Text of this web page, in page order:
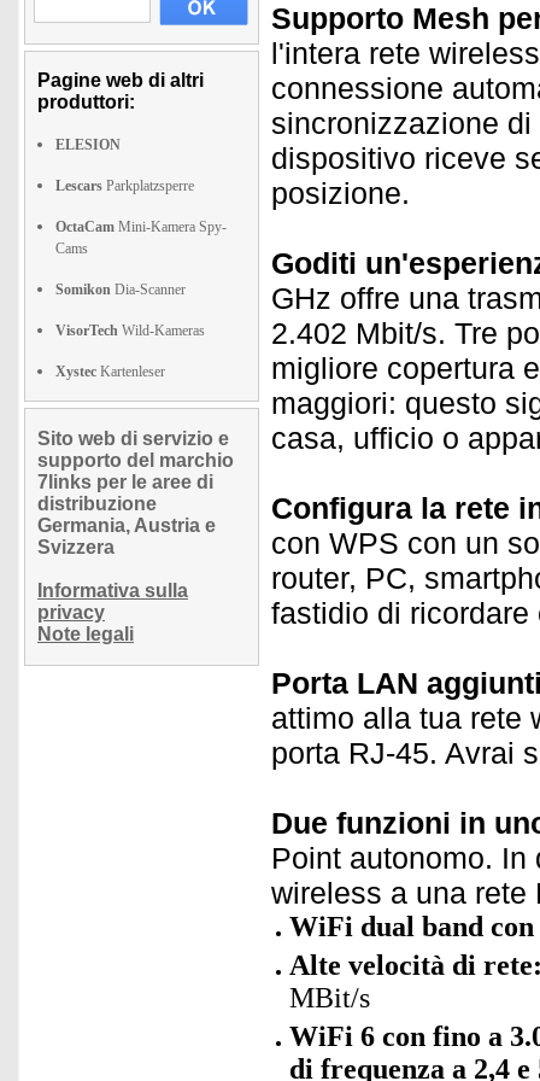
Pagine web di altri
produttori:
ELESION
Lescars Parkplatzsperre
OctaCam Mini-Kamera Spy-
Cams
Somikon Dia-Scanner
VisorTech Wild-Kameras
Xystec Kartenleser
Sito web di servizio e
supporto del marchio
7links per le aree di
distribuzione
Germania, Austria e
Svizzera
Informativa sulla
privacy
Note legali
Supporto Mesh
l'intera rete
connessione
sincronizzazione
dispositivo riceve
posizione.
Goditi
GHz offre una
2.402 Mbit/s. Tre
migliore copertura
maggiori: questo
casa, ufficio o
Configura la rete
con WPS con un
router, PC,
fastidio di
Porta LAN
attimo alla tua rete
porta RJ-45. Avrai
Due funzioni in
Point autonomo.
wireless a una rete
WiFi dual band
Alte velocità di
MBit/s
WiFi 6 con fino a
di frequenza a 2,4